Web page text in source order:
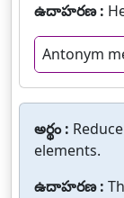
ఉదాహరణ :
Antonym
అర్థం :
elements.
ఉదాహరణ :